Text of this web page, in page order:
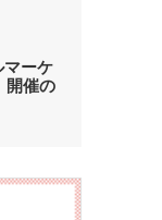
マーケ
開催の